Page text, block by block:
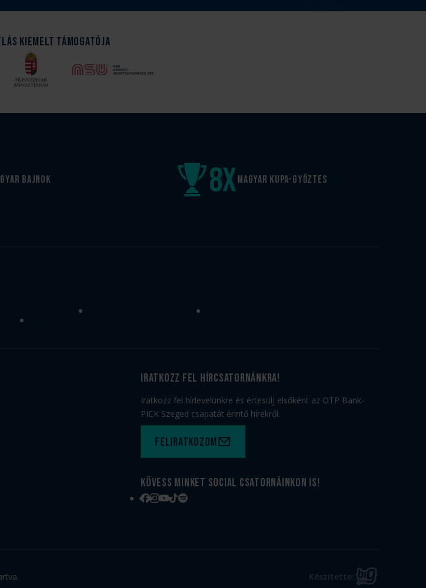
kiemelt támogatója
bajnok Magyar kupa-győztes
8x
iratkozz fel hírcsatornánkra!
Iratkozz fel hírlevelünkre és értesülj elsőként az OTP Bank-
PICK Szeged csapatát érintő hírekről.
Feliratkozom
Kövess minket social csatornáinkon is!
Facebook
Instagram
YouTube
TikTokSpotify
Készítette: BIG